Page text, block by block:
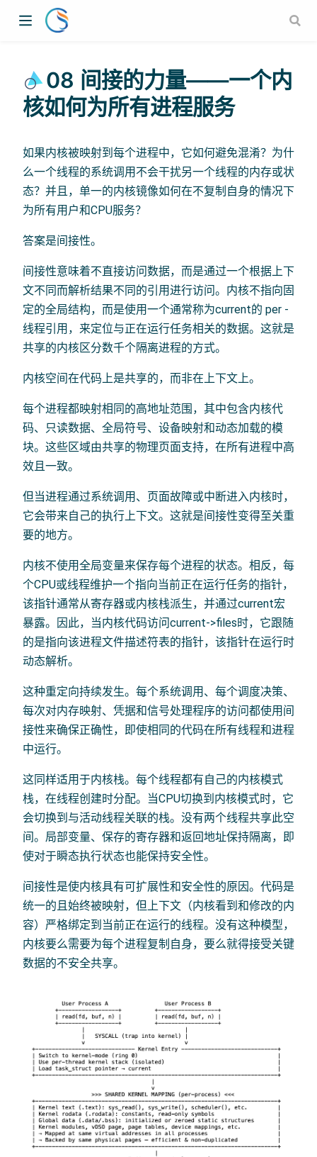
08 间接的力量——一个内
核如何为所有进程服务
如果内核被映射到每个进程中，它如何避免混淆？为什
么一个线程的系统调用不会干扰另一个线程的内存或状
态？并且，单一的内核镜像如何在不复制自身的情况下
为所有用户和CPU服务？
答案是间接性。
间接性意味着不直接访问数据，而是通过一个根据上下
文不同而解析结果不同的引用进行访问。内核不指向固
定的全局结构，而是使用一个通常称为current的 per -
线程引用，来定位与正在运行任务相关的数据。这就是
共享的内核区分数千个隔离进程的方式。
内核空间在代码上是共享的，而非在上下文上。
每个进程都映射相同的高地址范围，其中包含内核代
码、只读数据、全局符号、设备映射和动态加载的模
块。这些区域由共享的物理页面支持，在所有进程中高
效且一致。
但当进程通过系统调用、页面故障或中断进入内核时，
它会带来自己的执行上下文。这就是间接性变得至关重
要的地方。
内核不使用全局变量来保存每个进程的状态。相反，每
个CPU或线程维护一个指向当前正在运行任务的指针，
该指针通常从寄存器或内核栈派生，并通过current宏
暴露。因此，当内核代码访问current->files时，它跟随
的是指向该进程文件描述符表的指针，该指针在运行时
动态解析。
这种重定向持续发生。每个系统调用、每个调度决策、
每次对内存映射、凭据和信号处理程序的访问都使用间
接性来确保正确性，即使相同的代码在所有线程和进程
中运行。
这同样适用于内核栈。每个线程都有自己的内核模式
栈，在线程创建时分配。当CPU切换到内核模式时，它
会切换到与活动线程关联的栈。没有两个线程共享此空
间。局部变量、保存的寄存器和返回地址保持隔离，即
使对于瞬态执行状态也能保持安全性。
间接性是使内核具有可扩展性和安全性的原因。代码是
统一的且始终被映射，但上下文（内核看到和修改的内
容）严格绑定到当前正在运行的线程。没有这种模型，
内核要么需要为每个进程复制自身，要么就得接受关键
数据的不安全共享。